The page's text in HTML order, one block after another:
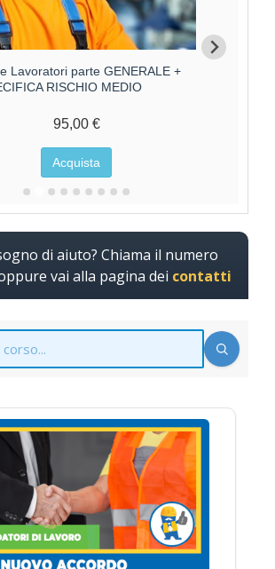
Lavoratori parte GENERALE +
RISCHIO MEDIO
95,00 €
Acquista
di aiuto? Chiama il numero
vai alla pagina dei contatti